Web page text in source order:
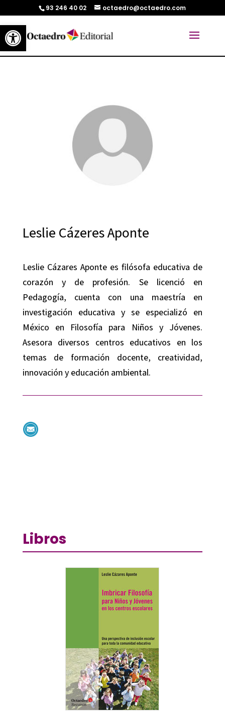
Abrir barra de herramientas
93 246 40 02 octaedro@octaedro.com
Leslie Cázeres Aponte
Leslie Cázares Aponte es filósofa educativa de
corazón y de profesión. Se licenció en
Pedagogía, cuenta con una maestría en
investigación educativa y se especializó en
México en Filosofía para Niños y Jóvenes.
Asesora diversos centros educativos en los
temas de formación docente, creatividad,
innovación y educación ambiental.
Libros